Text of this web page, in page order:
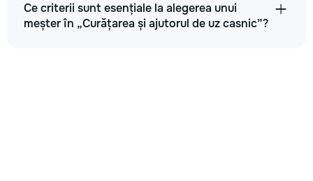
Ce criterii sunt esențiale la alegerea unui
meșter în „Curățarea și ajutorul de uz casnic”?